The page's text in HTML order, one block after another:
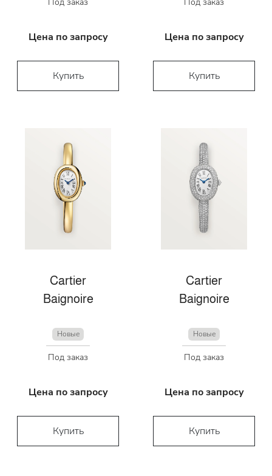
Под заказ
Цена по запросу
Купить
Под заказ
Цена по запросу
Купить
Cartier
Baignoire
Новые
Под заказ
Цена по запросу
Купить
Cartier
Baignoire
Новые
Под заказ
Цена по запросу
Купить